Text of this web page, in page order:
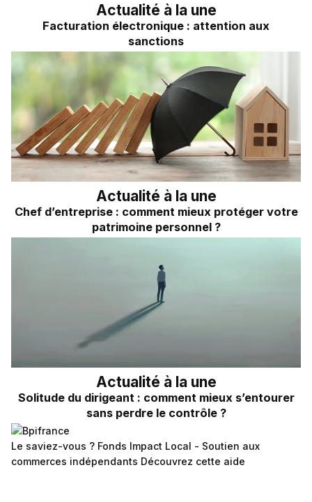
Actualité à la une
Facturation électronique : attention aux
sanctions
Actualité à la une
Chef d’entreprise : comment mieux protéger votre
patrimoine personnel ?
Actualité à la une
Solitude du dirigeant : comment mieux s’entourer
sans perdre le contrôle ?
Le saviez-vous ? Fonds Impact Local - Soutien aux
commerces indépendants Découvrez cette aide